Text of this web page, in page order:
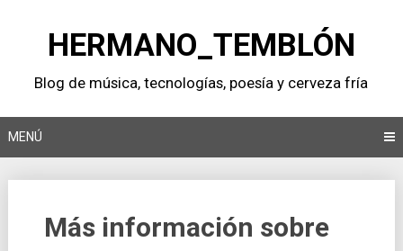
contenidoHERMANO_TEMBLÓN
Blog de música, tecnologí­as, poesí­a y cerveza frí­a
MENÚ
Más información sobre